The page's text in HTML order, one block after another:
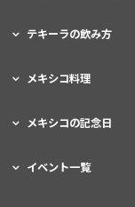
テキーラの飲み方
メキシコ料理
メキシコの記念日
イベント一覧